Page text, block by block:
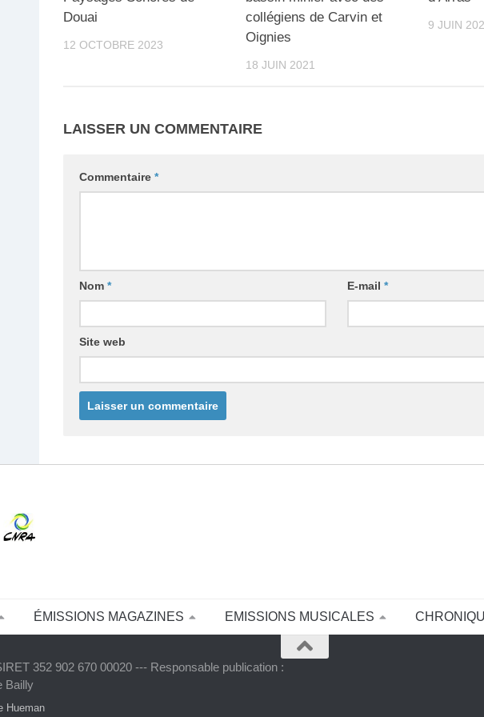
Douai
12 OCTOBRE 2023
collégiens de Carvin et
Oignies
18 JUIN 2021
9 JUIN
LAISSER UN COMMENTAIRE
Commentaire *
Nom * E-mail *
Site web
ÉMISSIONS MAGAZINES EMISSIONS MUSICALES
352 902 670 00020 --- Responsable publication :
Bailly
Hueman